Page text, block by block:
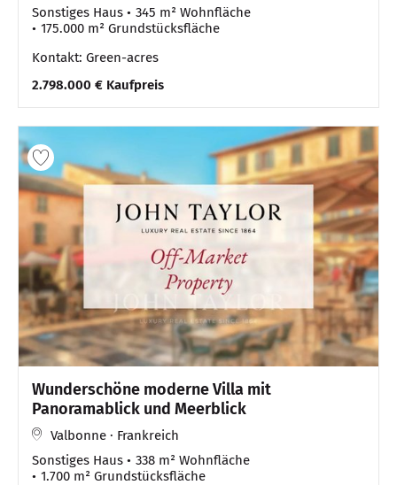
Sonstiges Haus
345 m² Wohnfläche
175.000 m² Grundstücksfläche
Kontakt: Green-acres
2.798.000 € Kaufpreis
Wunderschöne moderne Villa mit
Panoramablick und Meerblick
Valbonne · Frankreich
Sonstiges Haus
338 m² Wohnfläche
1.700 m² Grundstücksfläche